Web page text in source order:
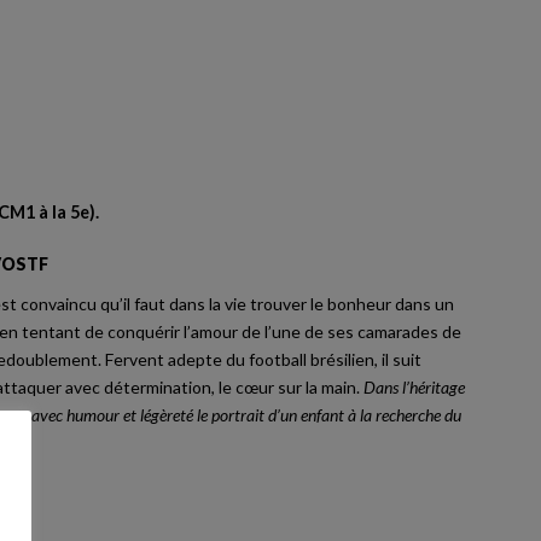
à la 5e).
convaincu qu’il faut dans la vie trouver le bonheur dans un
tentant de conquérir l’amour de l’une de ses camarades de
Fervent adepte du football brésilien, il suit
avec détermination, le cœur sur la main. Dans l’héritage
avec humour et légèreté le portrait d’un enfant à la recherche du